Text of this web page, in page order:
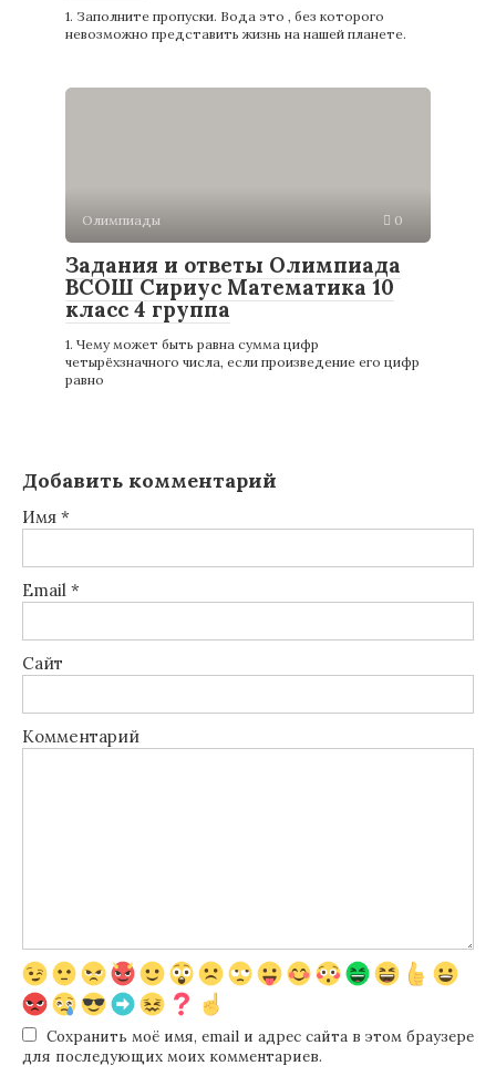
1. Заполните пропуски. Вода это , без которого
невозможно представить жизнь на нашей планете.
Олимпиады 0
Задания и ответы Олимпиада
ВСОШ Сириус Математика 10
класс 4 группа
1. Чему может быть равна сумма цифр
четырёхзначного числа, если произведение его цифр
равно
Добавить комментарий
Имя *
Email *
Сайт
Комментарий
Сохранить моё имя, email и адрес сайта в этом браузере
для последующих моих комментариев.